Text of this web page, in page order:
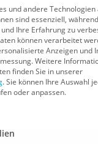
und andere
sind essenziell,
Ihre Erfahrung zu
können verarbeitet
Anzeigen und
Weitere
finden Sie in unserer
Sie können Ihre Auswahl
oder anpassen.
der Service-